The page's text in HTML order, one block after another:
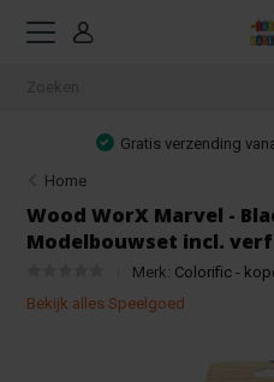
Gratis verzending
Home
Wood WorX Marvel -
Modelbouwset incl. verf
Merk: Colorific -
Bekijk alles Speelgoed